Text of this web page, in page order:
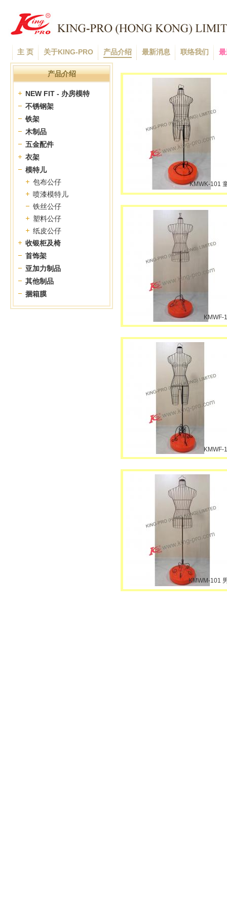
主 页 关于KING-PRO 产品介绍 最新消息 联络我们
产品介绍
NEW FIT - 办房模特
不锈钢架
铁架
木制品
五金配件
衣架
模特儿
包布公仔
喷漆模特儿
铁丝公仔
塑料公仔
纸皮公仔
收银柜及椅
首饰架
亚加力制品
其他制品
捆箱膜
KMWK-101
KMWF-
KMWF-
KMWM-101